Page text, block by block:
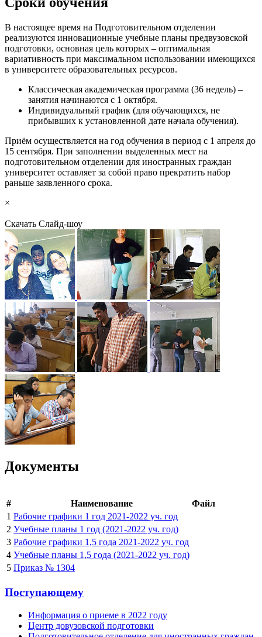
В настоящее время на Подготовительном отделении
реализуются инновационные учебные планы предвузовской
подготовки, основная цель которых – оптимальная
вариативность при максимальном использовании имеющихся
в университете образовательных ресурсов.
Классическая академическая программа (36 недель) –
занятия начинаются с 1 октября.
Индивидуальный график (для обучающихся, не
прибывших к установленной дате начала обучения).
Приём осуществляется на год обучения в период с 1 апреля до
15 сентября. При заполнении выделенных мест на
подготовительном отделении для иностранных граждан
университет оставляет за собой право прекратить набор
раньше заявленного срока.
×
Скачать Слайд-шоу
Документы
# Наименование
Файл
1 Рабочие графики 1 год 2021-2022 уч. год
2 Учебные планы 1 год (2021-2022 уч. год)
3 Рабочие графики 1,5 года 2021-2022 уч. год
4 Учебные планы 1,5 года (2021-2022 уч. год)
5 Приказ № 1304
Поступающему
Информация о приеме в 2022 году
Центр довузовской подготовки